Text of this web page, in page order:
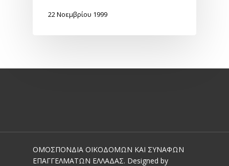
22 Νοεμβρίου 1999
ΟΜΟΣΠΟΝΔΙΑ ΟΙΚΟΔΟΜΩΝ ΚΑΙ ΣΥΝΑΦΩΝ
ΕΠΑΓΓΕΛΜΑΤΩΝ ΕΛΛΑΔΑΣ. Designed by